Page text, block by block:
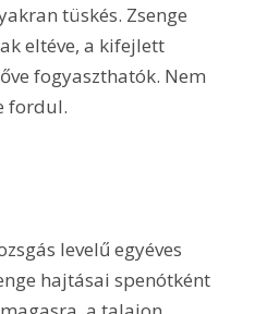
tüskés. Zsenge
eltéve, a kifejlett
fogyaszthatók. Nem
fordul.
hajtásai spenótként